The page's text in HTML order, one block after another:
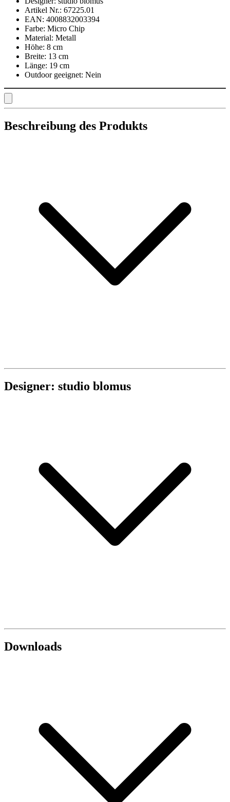
Artikel Nr.: 67225.01
EAN: 4008832003394
Farbe: Micro Chip
Material: Metall
Höhe: 8 cm
Breite: 13 cm
Länge: 19 cm
Outdoor geeignet: Nein
Beschreibung des Produkts
Designer: studio blomus
Downloads